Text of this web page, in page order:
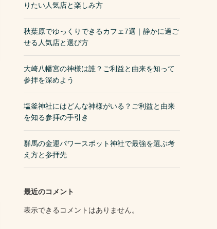
りたい人気店と楽しみ方
秋葉原でゆっくりできるカフェ7選｜静かに過ご
せる人気店と選び方
大崎八幡宮の神様は誰？ご利益と由来を知って
参拝を深めよう
塩釜神社にはどんな神様がいる？ご利益と由来
を知る参拝の手引き
群馬の金運パワースポット神社で最強を選ぶ考
え方と参拝先
最近のコメント
表示できるコメントはありません。